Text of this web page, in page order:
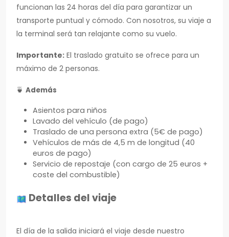
funcionan las 24 horas del día para garantizar un
transporte puntual y cómodo. Con nosotros, su viaje a
la terminal será tan relajante como su vuelo.
Importante: El traslado gratuito se ofrece para un
máximo de 2 personas.
🍵 Además
Asientos para niños
Lavado del vehículo (de pago)
Traslado de una persona extra (5€ de pago)
Vehículos de más de 4,5 m de longitud (40
euros de pago)
Servicio de repostaje (con cargo de 25 euros +
coste del combustible)
Detalles del viaje
El día de la salida iniciará el viaje desde nuestro